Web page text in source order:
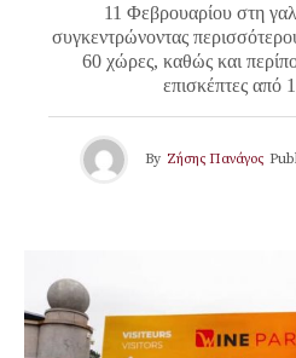
11 Φεβρουαρίου στη
συγκεντρώνοντας
60 χώρες, καθώς και
επισκέπτες από
By Ζήσης Πανάγος